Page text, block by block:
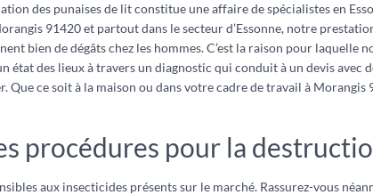
des punaises de lit constitue une affaire de spécialistes en
91420 et partout dans le secteur d’Essonne, notre
bien de dégâts chez les hommes. C’est la raison pour laquelle
état des lieux à travers un diagnostic qui conduit à un devis
Que ce soit à la maison ou dans votre cadre de travail à
procédures pour la
aux insecticides présents sur le marché. Rassurez-vous